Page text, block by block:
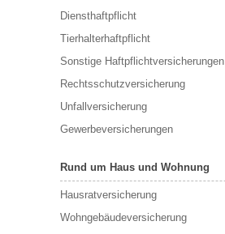
Diensthaftpflicht
Tierhalterhaftpflicht
Sonstige Haftpflichtversicherungen
Rechtsschutzversicherung
Unfallversicherung
Gewerbeversicherungen
Rund um Haus und Wohnung
Hausratversicherung
Wohngebäudeversicherung